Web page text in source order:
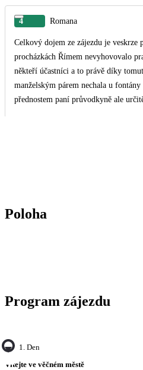
4 Romana
Celkový dojem ze zájezdu je
procházkách Římem nevyhovovalo
někteří účastníci a to právě díky
manželským párem nechala u
přednostem paní průvodkyně ale
Poloha
Program zájezdu
1. Den
Vítejte ve věčném městě